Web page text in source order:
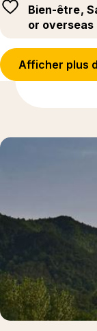
Bien-être,
or overseas
Afficher plus